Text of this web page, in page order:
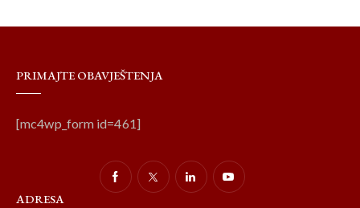
PRIMAJTE OBAVJEŠTENJA
[mc4wp_form id=461]
ADRESA